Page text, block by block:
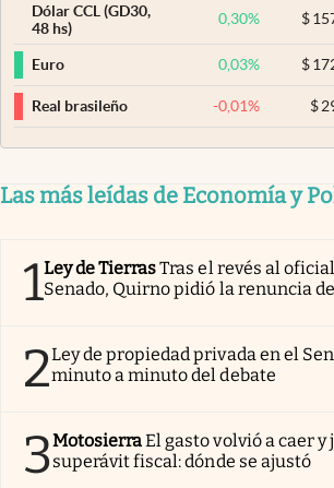
Dólar CCL (GD30,
48 hs)
0,30% $
Euro 0,03% $
Real brasileño -0,01% $
Las más leídas de Economía y
1Ley de TierrasTras el revés al
Senado, Quirno pidió la renuncia
2Ley de propiedad privada en el
minuto a minuto del debate
3MotosierraEl gasto volvió a caer y
superávit fiscal: dónde se ajustó